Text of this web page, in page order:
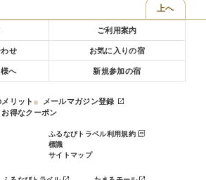
風お子様ランチに変更可能です。ご希望の場
ご記入ください。
和食膳
上へ
ご利用案内
せ お気に入りの宿
へ 新規参加の宿
リット
メールマガジン登録
お得なクーポン
ふるなびトラベル利用規約
標識
サイトマップ